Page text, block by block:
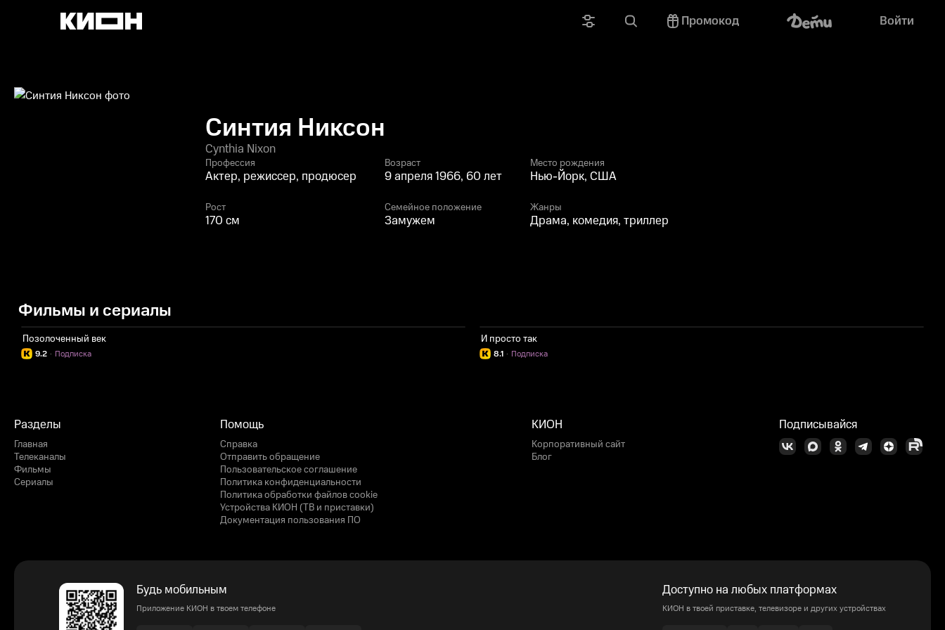
Промокод Войти
Синтия Никсон
Cynthia Nixon
Профессия
Актер, режиссер, продюсер
Возраст
9 апреля 1966, 60 лет
Место рождения
Нью-Йорк, США
Рост
170 см
Семейное положение
Замужем
Жанры
Драма, комедия, триллер
Фильмы и сериалы
Позолоченный век
9.2 Подписка
·
И просто так
8.1 Подписка
·
Разделы
Главная
Телеканалы
Фильмы
Сериалы
Помощь
Справка
Отправить обращение
Пользовательское соглашение
Политика конфиденциальности
Политика обработки файлов cookie
Устройства КИОН (ТВ и приставки)
Документация пользования ПО
КИОН
Корпоративный сайт
Блог
Подписывайся
Будь мобильным
Приложение КИОН в твоем телефоне
Доступно на любых платформах
КИОН в твоей приставке, телевизоре и других устройствах